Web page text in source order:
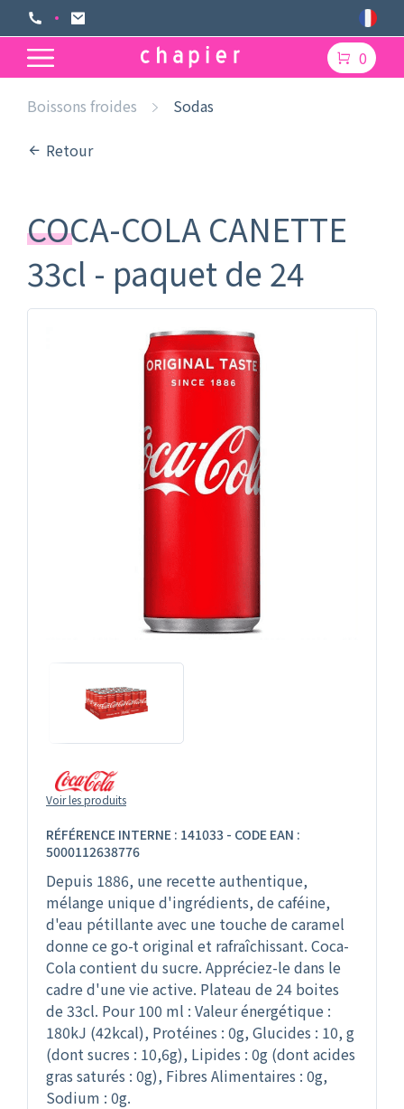
0
Boissons froides Sodas
Retour
COCA-COLA CANETTE
33cl - paquet de 24
RÉFÉRENCE INTERNE : 141033 - CODE EAN :
5000112638776
Depuis 1886, une recette authentique,
mélange unique d'ingrédients, de caféine,
d'eau pétillante avec une touche de caramel
donne ce go-t original et rafraîchissant. Coca-
Cola contient du sucre. Appréciez-le dans le
cadre d'une vie active. Plateau de 24 boites
de 33cl. Pour 100 ml : Valeur énergétique :
180kJ (42kcal), Protéines : 0g, Glucides : 10, g
(dont sucres : 10,6g), Lipides : 0g (dont acides
gras saturés : 0g), Fibres Alimentaires : 0g,
Sodium : 0g.
Voir les produits